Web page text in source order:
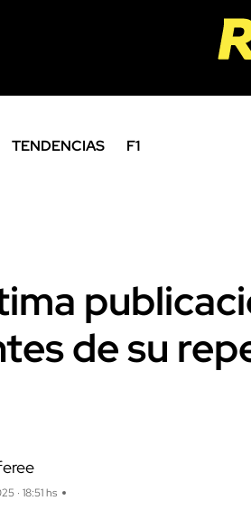
TENDENCIAS
F1
de su
· 18:51 hs